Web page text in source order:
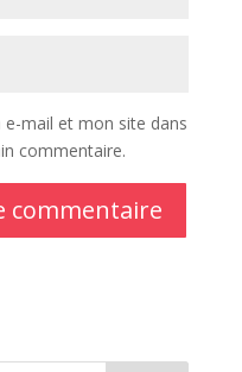
mail et mon site dans
commentaire.